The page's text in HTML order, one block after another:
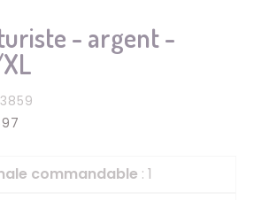
- argent -
commandable : 1